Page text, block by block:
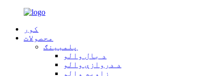
کور
محصولات
پلمبینګ
د بال والو
د دروازې والو
زاویه والو